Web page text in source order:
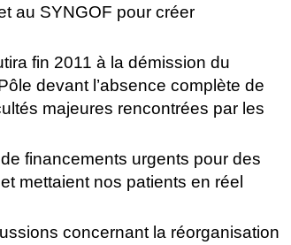
au SYNGOF pour créer
fin 2011 à la démission du
devant l’absence complète de
majeures rencontrées par les
financements urgents pour des
mettaient nos patients en réel
concernant la réorganisation